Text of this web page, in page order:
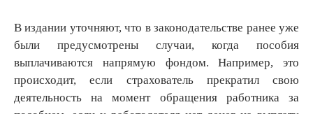
В издании уточняют, что в законодательстве ранее уже
были предусмотрены случаи, когда пособия
выплачиваются напрямую фондом. Например, это
происходит, если страхователь прекратил свою
деятельность на момент обращения работника за